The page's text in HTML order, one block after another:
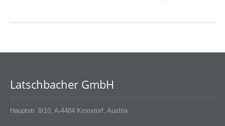
Latschbacher GmbH
Hauptstr. 8/10, A-4484 Kronstorf, Austria